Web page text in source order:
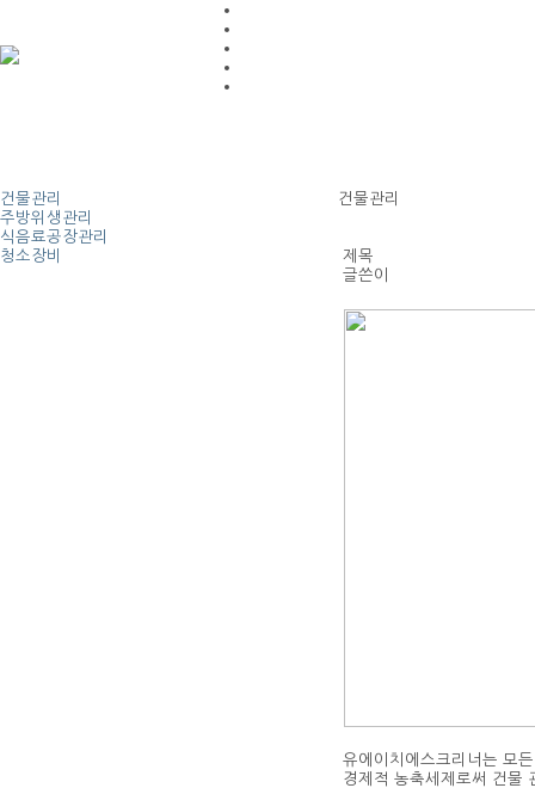
건물관리
주방위생관리
식음료공장관리
청소장비
건물관리
제목
글쓴이
유에이치에스크리너는 모
경제적 농축세제로써 건물